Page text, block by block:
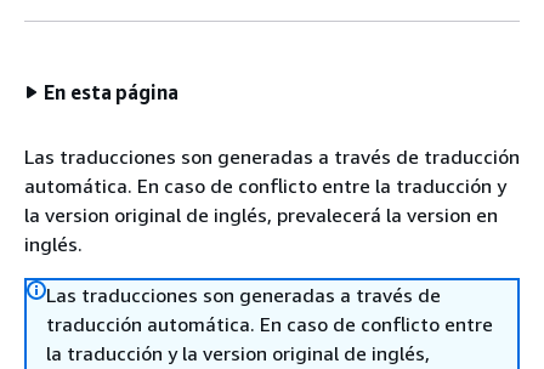
En esta página
Las traducciones son generadas a través de traducción
automática. En caso de conflicto entre la traducción y
la version original de inglés, prevalecerá la version en
inglés.
Las traducciones son generadas a través de
traducción automática. En caso de conflicto entre
la traducción y la version original de inglés,